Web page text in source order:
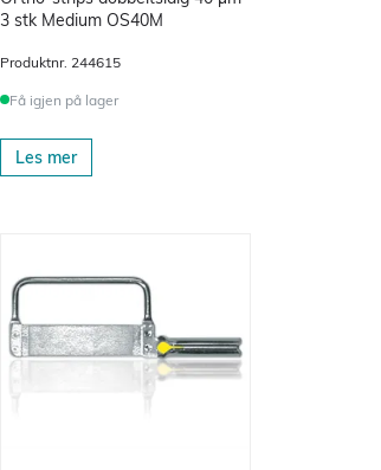
3 stk Medium OS40M
Produktnr. 244615
Få igjen på lager
Les mer